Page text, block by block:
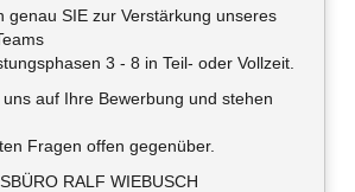
genau SIE zur Verstärkung unseres
3 - 8 in Teil- oder Vollzeit.
auf Ihre Bewerbung und stehen
Fragen offen gegenüber.
RALF WIEBUSCH